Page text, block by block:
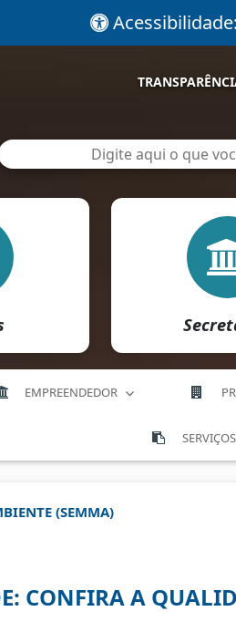
Acessibilidade:
EMPREENDEDOR
(SEMMA)
CONFIRA A